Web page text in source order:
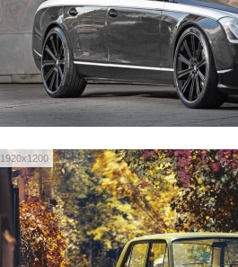
1920x1200